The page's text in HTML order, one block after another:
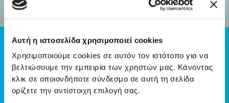
Αυτή η ιστοσελίδα χρησιμοποιεί cookies
Χρησιμοποιούμε cookies σε αυτόν τον ιστότοπο για να
βελτιώσουμε την εμπειρία των χρηστών μας. Κάνοντας
κλικ σε οποιονδήποτε σύνδεσμο σε αυτή τη σελίδα
ορίζετε την αντίστοιχη επιλογή σας.
Η Αποστολή μας
Η αποστολή τηςEuromedicaείναι να προσφέρει
καινοτόμες και υψηλού επιπέδου υγειονομικές
υπηρεσίες, σύμφωνα πάντα με τις διεθνείς